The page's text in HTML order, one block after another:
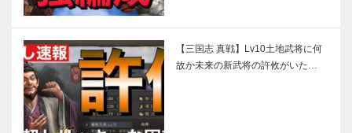
【三国志 真戦】Lv10土地武将に何
故か未来の新武将の許攸がいた…